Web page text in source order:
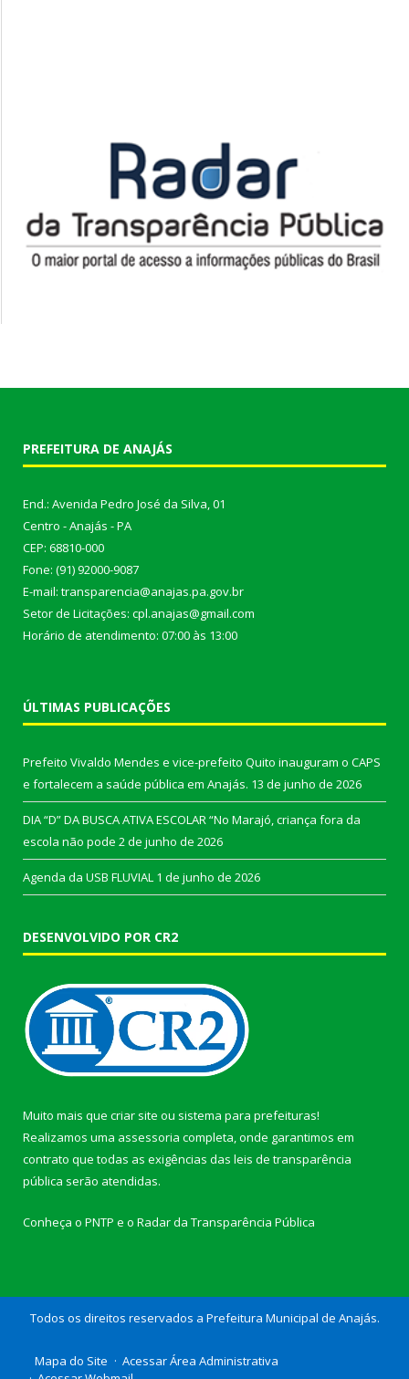
PREFEITURA DE ANAJÁS
End.: Avenida Pedro José da Silva, 01
Centro - Anajás - PA
CEP: 68810-000
Fone: (91) 92000-9087
E-mail: transparencia@anajas.pa.gov.br
Setor de Licitações: cpl.anajas@gmail.com
Horário de atendimento: 07:00 às 13:00
ÚLTIMAS PUBLICAÇÕES
Prefeito Vivaldo Mendes e vice-prefeito Quito inauguram o CAPS
e fortalecem a saúde pública em Anajás. 13 de junho de 2026
DIA “D” DA BUSCA ATIVA ESCOLAR “No Marajó, criança fora da
escola não pode 2 de junho de 2026
Agenda da USB FLUVIAL 1 de junho de 2026
DESENVOLVIDO POR CR2
Muito mais que criar site ou sistema para prefeituras!
Realizamos uma assessoria completa, onde garantimos em
contrato que todas as exigências das leis de transparência
pública serão atendidas.
Conheça o PNTP e o Radar da Transparência Pública
Todos os direitos reservados a Prefeitura Municipal de Anajás.
Mapa do Site
Acessar Área Administrativa